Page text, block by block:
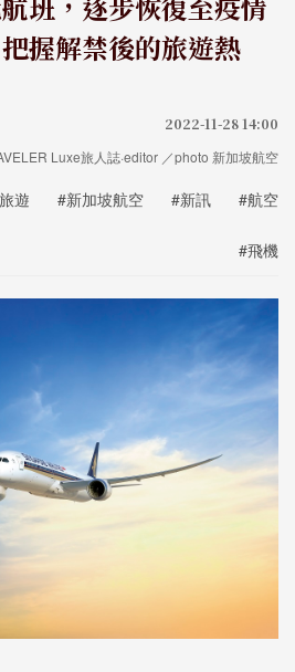
握解禁後的旅遊熱
2022-11-28 14:00
Luxe旅人誌·editor ／photo 新加坡航空
遊 #新加坡航空 #新訊 #航空
#飛機